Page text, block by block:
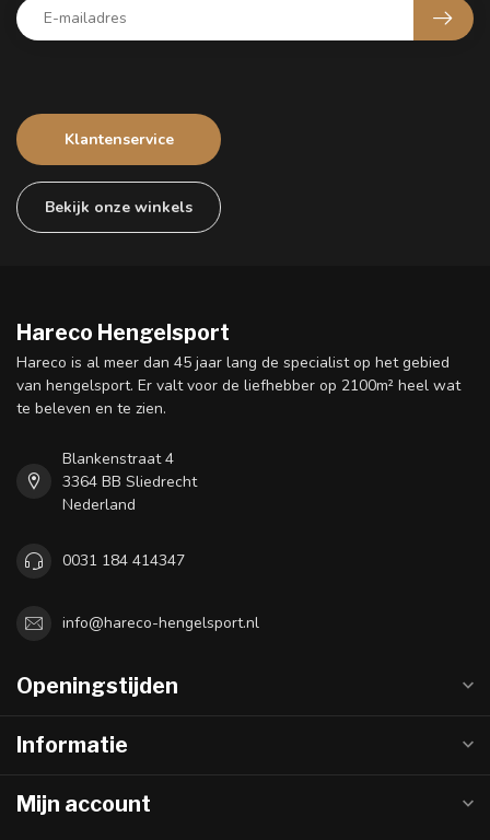
Klantenservice
Bekijk onze winkels
Hareco Hengelsport
Hareco is al meer dan 45 jaar lang de specialist op het gebied
van hengelsport. Er valt voor de liefhebber op 2100m² heel wat
te beleven en te zien.
Blankenstraat 4
3364 BB Sliedrecht
Nederland
0031 184 414347
info@hareco-hengelsport.nl
Openingstijden
Informatie
Mijn account